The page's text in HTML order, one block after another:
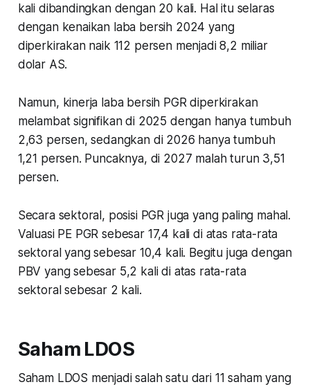
kali dibandingkan dengan 20 kali. Hal itu selaras
dengan kenaikan laba bersih 2024 yang
diperkirakan naik 112 persen menjadi 8,2 miliar
dolar AS.
Namun, kinerja laba bersih PGR diperkirakan
melambat signifikan di 2025 dengan hanya tumbuh
2,63 persen, sedangkan di 2026 hanya tumbuh
1,21 persen. Puncaknya, di 2027 malah turun 3,51
persen.
Secara sektoral, posisi PGR juga yang paling mahal.
Valuasi PE PGR sebesar 17,4 kali di atas rata-rata
sektoral yang sebesar 10,4 kali. Begitu juga dengan
PBV yang sebesar 5,2 kali di atas rata-rata
sektoral sebesar 2 kali.
Saham LDOS
Saham LDOS menjadi salah satu dari 11 saham yang